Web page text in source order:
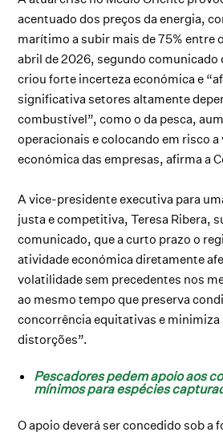
acentuado dos preços da energia,
marítimo a subir mais de 75% entre
abril de 2026, segundo comunicado
criou forte incerteza económica e
significativa setores altamente
combustível”, como o da pesca,
operacionais e colocando em risco
económica das empresas, afirma a
A vice-presidente executiva para
justa e competitiva, Teresa Ribera,
comunicado, que a curto prazo o
atividade económica diretamente
volatilidade sem precedentes nos
ao mesmo tempo que preserva
concorrência equitativas e minimiza
distorções”.
Pescadores pedem apoio aos
mínimos para espécies
O apoio deverá ser concedido sob a